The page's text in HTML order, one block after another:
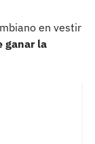
en vestir
ganar la